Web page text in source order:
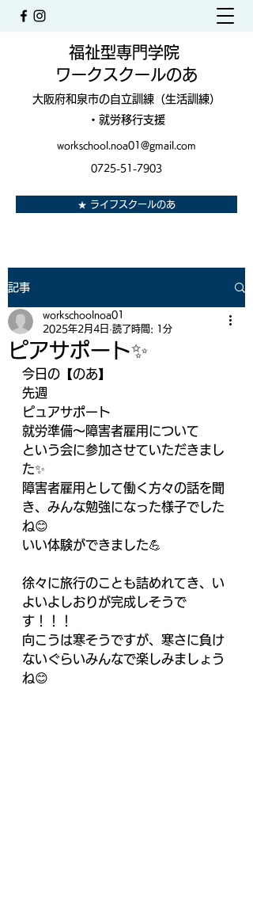
福祉型専門学院
ワークスクールのあ
大阪府和泉市の自立訓練（生活訓練）
・就労移行支援
workschool.noa01@gmail.com
0725-51-7903
★ ライフスクールのあ
記事
ピアサポート✨
workschoolnoa01
2025年2月4日 読了時間: 1分
今日の【のあ】
先週
ピュアサポート
就労準備〜障害者雇用について
という会に参加させていただきまし
た✨
障害者雇用として働く方々の話を聞
き、みんな勉強になった様子でした
ね😊
いい体験ができました💪
徐々に旅行のことも詰めれてき、い
よいよしおりが完成しそうで
す！！！
向こうは寒そうですが、寒さに負け
ないぐらいみんなで楽しみましょう
ね😊